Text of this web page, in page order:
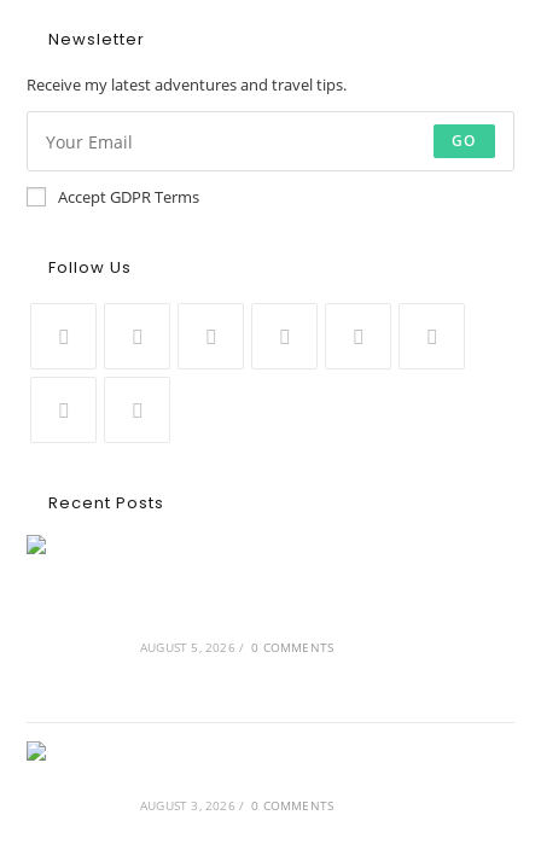
Newsletter
Receive my latest adventures and travel tips.
GO
Accept GDPR Terms
Follow Us
Recent Posts
AUGUST 5, 2026 / 0 COMMENTS
AUGUST 3, 2026 / 0 COMMENTS